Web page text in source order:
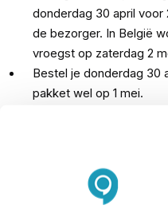
donderdag 30 april voor
de bezorger. In België
vroegst op zaterdag 2
Bestel je donderdag 30
pakket wel op 1 mei.
Donderdag 14 mei 2026
Plaats je woensdag 13